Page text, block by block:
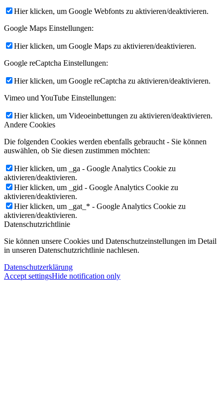
Hier klicken, um Google Webfonts zu aktivieren/deaktivieren.
Google Maps Einstellungen:
Hier klicken, um Google Maps zu aktivieren/deaktivieren.
Google reCaptcha Einstellungen:
Hier klicken, um Google reCaptcha zu aktivieren/deaktivieren.
Vimeo und YouTube Einstellungen:
Hier klicken, um Videoeinbettungen zu aktivieren/deaktivieren.
Andere Cookies
Die folgenden Cookies werden ebenfalls gebraucht - Sie können
auswählen, ob Sie diesen zustimmen möchten:
Hier klicken, um _ga - Google Analytics Cookie zu
aktivieren/deaktivieren.
Hier klicken, um _gid - Google Analytics Cookie zu
aktivieren/deaktivieren.
Hier klicken, um _gat_* - Google Analytics Cookie zu
aktivieren/deaktivieren.
Datenschutzrichtlinie
Sie können unsere Cookies und Datenschutzeinstellungen im Detail
in unseren Datenschutzrichtlinie nachlesen.
Datenschutzerklärung
Accept settingsHide notification only